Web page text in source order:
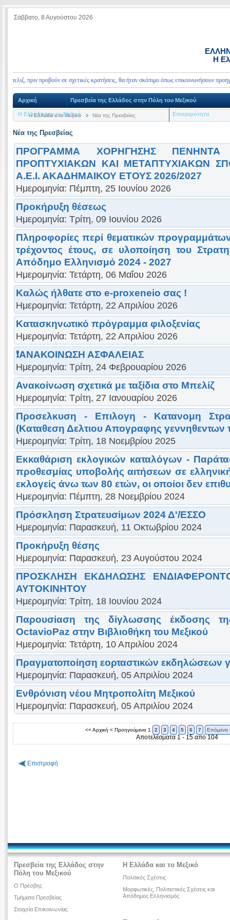
Σάββατο, 8 Αυγούστου 2026
Η
πριν προβούν σε σχετικές κρατήσεις, θα ήταν σκόπιμο όπως επικοινωνήσουν
Αρχική Πρεσβεία της Ελλάδος στην Πόλη του Μεξικού
Η Ελλάδα και το Μεξικό Επικαιρότητα
Η Ελλάδα στο Μεξικό Νέα της Πρεσβείας
Νέα της Πρεσβείας
ΠΡΟΓΡΑΜΜΑ ΧΟΡΗΓΗΣΗΣ ΠΕΝΗΝΤΑ
ΠΡΟΠΤΥΧΙΑΚΩΝ ΚΑΙ ΜΕΤΑΠΤΥΧΙΑΚΩΝ
Α.Ε.Ι. ΑΚΑΔΗΜΑΙΚΟΥ ΕΤΟΥΣ 2026/2027
Ημερομηνία: Πέμπτη, 25 Ιουνίου 2026
Προκήρυξη θέσεως
Ημερομηνία: Τρίτη, 09 Ιουνίου 2026
Πληροφορίες περί θεματικών
τρέχοντος έτους, σε υλοποίηση του
Απόδημο Ελληνισμό 2024 - 2027
Ημερομηνία: Τετάρτη, 06 Μαΐου 2026
Καλώς ήλθατε στο e-proxeneio σας !
Ημερομηνία: Τετάρτη, 22 Απριλίου 2026
Κατασκηνωτικό πρόγραμμα φιλοξενίας
Ημερομηνία: Τετάρτη, 22 Απριλίου 2026
❗ΑΝΑΚΟΙΝΩΣΗ ΑΣΦΑΛΕΙΑΣ
Ημερομηνία: Τρίτη, 24 Φεβρουαρίου 2026
Ανακοίνωση σχετικά με ταξίδια στο Μπελίζ
Ημερομηνία: Τρίτη, 27 Ιανουαρίου 2026
Προσελκυση - Επιλογη - Κατανομη
(Καταθεση Δελτιου Απογραφης γεννηθεντων
Ημερομηνία: Τρίτη, 18 Νοεμβρίου 2025
Εκκαθάριση εκλογικών καταλόγων -
προθεσμίας υποβολής αιτήσεων σε
εκλογείς άνω των 80 ετών, οι οποίοι δεν
Ημερομηνία: Πέμπτη, 28 Νοεμβρίου 2024
Πρόσκληση Στρατευσίμων 2024 Δ'/ΕΣΣΟ
Ημερομηνία: Παρασκευή, 11 Οκτωβρίου 2024
Προκήρυξη θέσης
Ημερομηνία: Παρασκευή, 23 Αυγούστου 2024
ΠΡΟΣΚΛΗΣΗ ΕΚΔΗΛΩΣΗΣ
ΑΥΤΟΚΙΝΗΤΟΥ
Ημερομηνία: Τρίτη, 18 Ιουνίου 2024
Παρουσίαση της δίγλωσσης έκδοσης
OctavioPaz στην Βιβλιοθήκη του Μεξικού
Ημερομηνία: Τετάρτη, 10 Απριλίου 2024
Πραγματοποίηση εορταστικών εκδηλώσεων
Ημερομηνία: Παρασκευή, 05 Απριλίου 2024
Ενθρόνιση νέου Μητροπολίτη Μεξικού
Ημερομηνία: Παρασκευή, 05 Απριλίου 2024
<< Αρχική < Προηγούμενα 1 2 3 4 5 6 7 Επόμενα
Αποτελέσματα 1 - 15 από 104
Επιστροφή
Πρεσβεία της Ελλάδος στην
Πόλη του Μεξικού
O Πρέσβης
Τμήματα Πρεσβείας
Στοιχεία Επικοινωνίας
Η Ελλάδα και το Μεξικό
Πολιτικές Σχέσεις
Μορφωτικές, Πολιτιστικές Σχέσεις και
Απόδημος Ελληνισμός